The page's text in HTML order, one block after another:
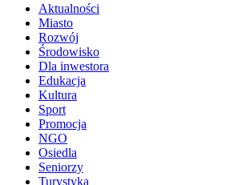
Aktualności
Miasto
Rozwój
Środowisko
Dla inwestora
Edukacja
Kultura
Sport
Promocja
NGO
Osiedla
Seniorzy
Turystyka